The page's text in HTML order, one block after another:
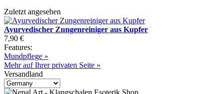
Zuletzt angesehen
Ayurvedischer Zungenreiniger aus Kupfer
7,90 €
Features:
Mundpflege »
Mehr auf Ihrer privaten Seite »
Versandland